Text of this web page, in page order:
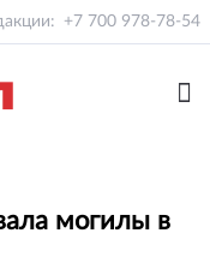
+7 700 978-78-54
могилы в